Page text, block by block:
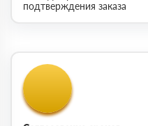
подтверждения заказа